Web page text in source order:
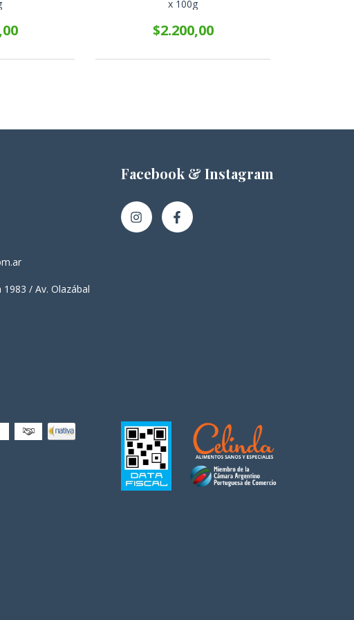
x 100g
$2.200,00
1983 / Av. Olazábal
Facebook & Instagram